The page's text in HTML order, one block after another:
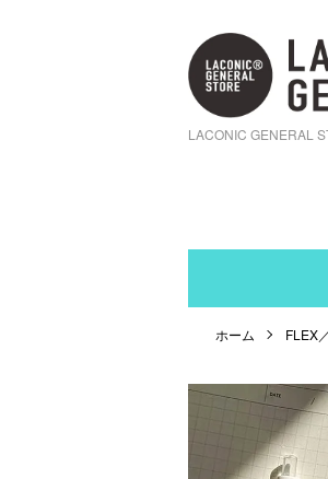
LACONIC GENERAL
ホーム FLEX